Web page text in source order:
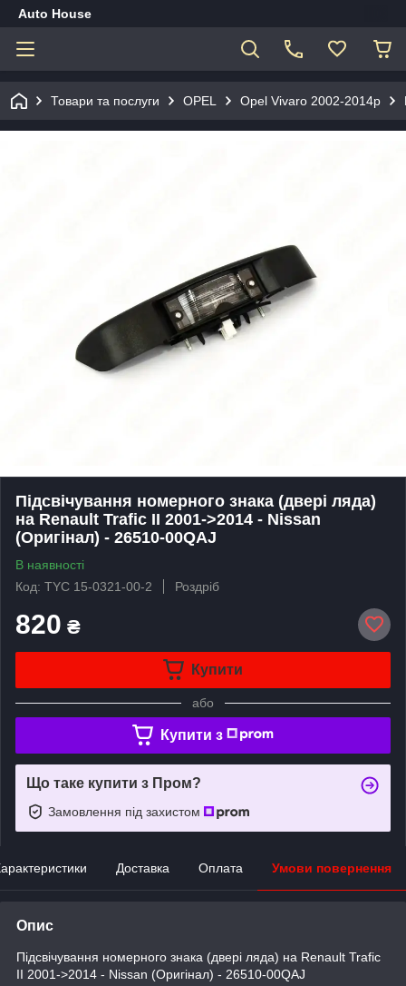
Auto House
Товари та послуги OPEL Opel Vivaro 2002-2014р
Підсвічування номерного знака (двері ляда)
на Renault Trafic II 2001->2014 - Nissan
(Оригінал) - 26510-00QAJ
В наявності
Код: TYC 15-0321-00-2
Роздріб
820 ₴
Купити
або
Купити з
Що таке купити з Пром?
Замовлення під захистом
Доставка Оплата Умови повернення
Опис
Підсвічування номерного знака (двері ляда) на Renault Trafic
II 2001->2014 - Nissan (Оригінал) - 26510-00QAJ